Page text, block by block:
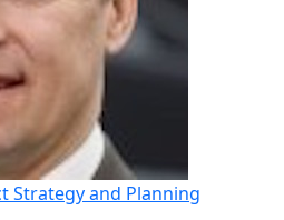
Strategy and Planning